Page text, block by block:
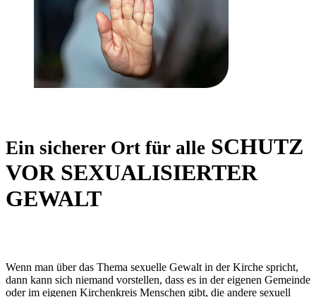
Ein sicherer Ort für alle SCHUTZ
VOR SEXUALISIERTER
GEWALT
Wenn man über das Thema sexuelle Gewalt in der Kirche spricht,
dann kann sich niemand vorstellen, dass es in der eigenen Gemeinde
oder im eigenen Kirchenkreis Menschen gibt, die andere sexuell